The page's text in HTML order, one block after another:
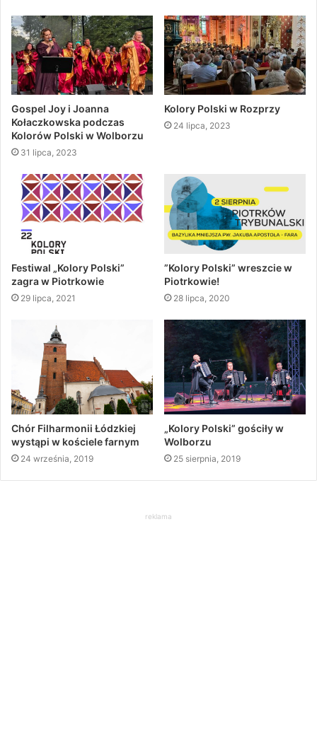
Gospel Joy i Joanna
Kołaczkowska podczas
Kolorów Polski w Wolborzu
31 lipca, 2023
Kolory Polski w Rozprzy
24 lipca, 2023
Festiwal „Kolory Polski”
zagra w Piotrkowie
29 lipca, 2021
”Kolory Polski” wreszcie w
Piotrkowie!
28 lipca, 2020
Chór Filharmonii Łódzkiej
wystąpi w kościele farnym
24 września, 2019
„Kolory Polski” gościły w
Wolborzu
25 sierpnia, 2019
reklama